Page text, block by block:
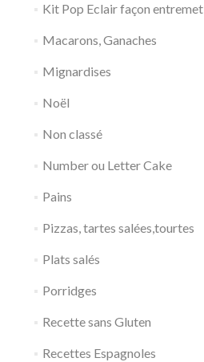
Kit Pop Eclair façon entremet
Macarons, Ganaches
Mignardises
Noël
Non classé
Number ou Letter Cake
Pains
Pizzas, tartes salées,tourtes
Plats salés
Porridges
Recette sans Gluten
Recettes Espagnoles